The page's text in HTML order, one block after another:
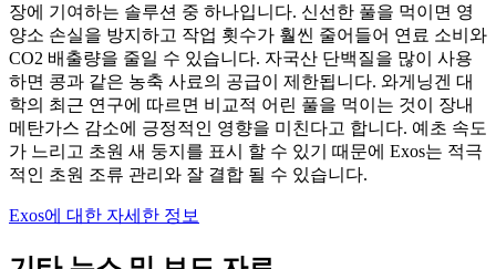
장에 기여하는 솔루션 중 하나입니다. 신선한 풀을 먹이면 영
양소 손실을 방지하고 작업 횟수가 훨씬 줄어들어 연료 소비와
CO2 배출량을 줄일 수 있습니다. 자국산 단백질을 많이 사용
하면 콩과 같은 농축 사료의 공급이 제한됩니다. 와게닝겐 대
학의 최근 연구에 따르면 비교적 어린 풀을 먹이는 것이 장내
메탄가스 감소에 긍정적인 영향을 미친다고 합니다. 예초 속도
가 느리고 초원 새 둥지를 표시 할 수 있기 때문에 Exos는 적극
적인 초원 조류 관리와 잘 결합 될 수 있습니다.
Exos에 대한 자세한 정보